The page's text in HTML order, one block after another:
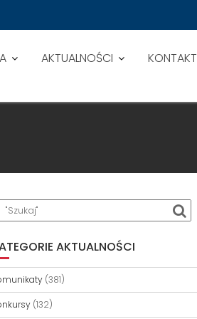
AKTUALNOŚCI KONTAKT
AKTUALNOŚCI
(381)
(132)